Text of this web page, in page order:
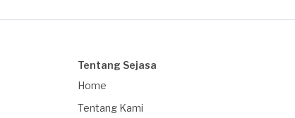
Tentang Sejasa
Home
Tentang Kami